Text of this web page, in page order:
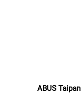
ABUS Taipan